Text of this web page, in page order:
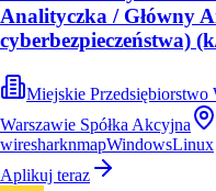
Analityczka / Główny
cyberbezpieczeństwa)
Miejskie
Warszawie Spółka Akcyjna
wiresharknmapWindowsLinux
Aplikuj teraz